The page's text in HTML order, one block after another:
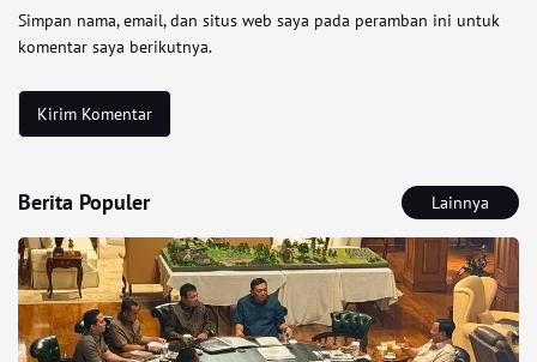
Simpan nama, email, dan situs web saya pada peramban ini untuk
komentar saya berikutnya.
Berita Populer Lainnya